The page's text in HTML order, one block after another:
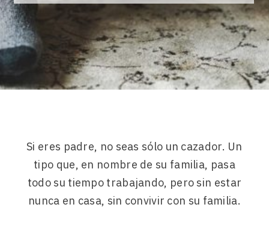
Si eres padre, no seas sólo un cazador. Un
tipo que, en nombre de su familia, pasa
todo su tiempo trabajando, pero sin estar
nunca en casa, sin convivir con su familia.